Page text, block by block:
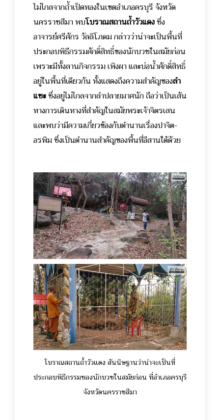
ไม่ไกลจากถ้ำเป็ดทองในเขตอำเภอครบุรี จังหวัด
นครราชสีมา พบโบราณสถานถ้ำวัวแดงซึ่ง
อาจารย์ศรีศักร วัลลิโภดมกล่าวว่าน่าจะเป็นพื้นที่
ประกอบพิธีกรรมศักดิ์สิทธิ์ของนักบวชในสมัยก่อน
เพราะมีทั้งลานกิจกรรม เพิงผา และบ่อน้ำศักดิ์สิทธิ์
อยู่ในพื้นที่เดียวกัน ทั้งแสดงถึงความสำคัญของลำ
แซะซึ่งอยู่ไม่ไกลจากลำปลายมาศนัก ถือว่าเป็นเส้น
ทางการเดินทางที่สำคัญในสมัยพระเจ้าจิตรเสน
และพบว่ามีความเกี่ยวข้องกับตำนานเรื่องปาจิต-
อรพิม ซึ่งเป็นตำนานสำคัญของพื้นที่อีสานใต้ด้วย
โบราณสถานถ้ำวัวแดง สันนิษฐานว่าน่าจะเป็นที่
ประกอบพิธีกรรมของนักบวชในสมัยก่อน ที่อำเภอครบุรี
จังหวัดนครราชสีมา